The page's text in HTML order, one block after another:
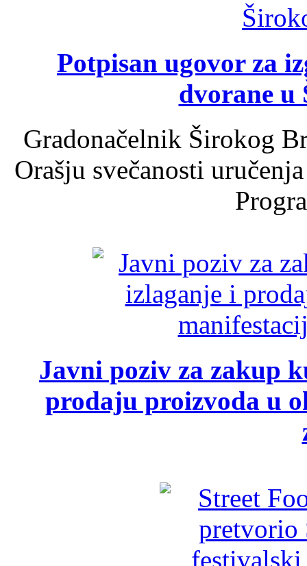
Potpisan ugovor za
dvorane u
Gradonačelnik Širokog
Orašju svečanosti
Javni poziv za zakup
prodaju proizvoda u